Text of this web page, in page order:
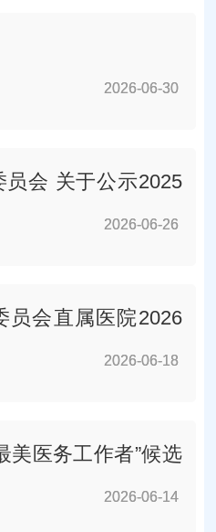
2026-06-30
2026-06-30
2026-06-26
会 关于公示2025
2026-06-26
2026-06-18
员会直属医院2026
2026-06-18
2026-06-14
美医务工作者”候选
2026-06-14